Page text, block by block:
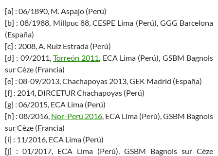
[a] : 06/1890, M. Aspajo (Perú)
[b] : 08/1988, Millpuc 88, CESPE Lima (Perú), GGG Barcelona
(España)
[c] : 2008, A. Ruiz Estrada (Perú)
[d] : 09/2011, Torreón 2011, ECA Lima (Perú), GSBM Bagnols
sur Cèze (Francia)
[e] : 08-09/2013, Chachapoyas 2013, GEK Madrid (España)
[f] : 2014, DIRCETUR Chachapoyas (Perú)
[g] : 06/2015, ECA Lima (Perú)
[h] : 08/2016, Nor-Perú 2016, ECA Lima (Perú), GSBM Bagnols
sur Cèze (Francia)
[i] : 11/2016, ECA Lima (Perú)
[j] : 01/2017, ECA Lima (Perú), GSBM Bagnols sur Cèze